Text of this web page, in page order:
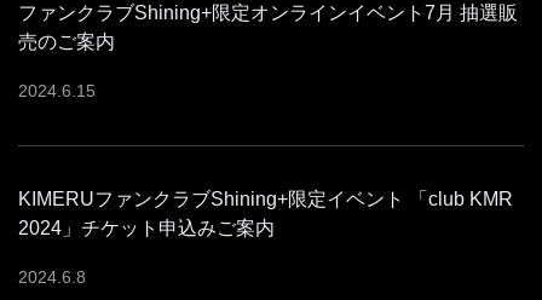
ファンクラブShining+限定オンラインイベント7月 抽選販
売のご案内
2024 6 15
KIMERUファンクラブShining+限定イベント 「club KMR
2024」チケット申込みご案内
2024 6 8